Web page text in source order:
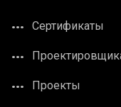
Сертификаты
Проекты